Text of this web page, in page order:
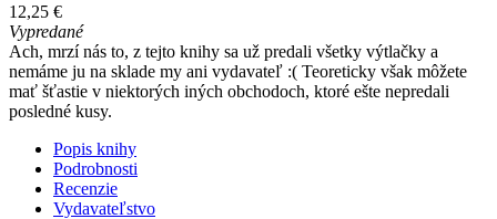
12,25 €
Vypredané
Ach, mrzí nás to, z tejto knihy sa už predali všetky výtlačky a
nemáme ju na sklade my ani vydavateľ :( Teoreticky však môžete
mať šťastie v niektorých iných obchodoch, ktoré ešte nepredali
posledné kusy.
Popis knihy
Podrobnosti
Recenzie
Vydavateľstvo